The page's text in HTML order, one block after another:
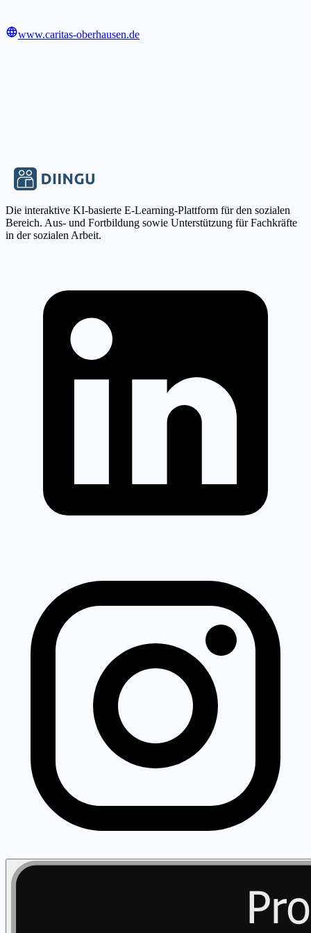
www.caritas-oberhausen.de
Die interaktive KI-basierte E-Learning-Plattform für den sozialen
Bereich. Aus- und Fortbildung sowie Unterstützung für Fachkräfte
in der sozialen Arbeit.